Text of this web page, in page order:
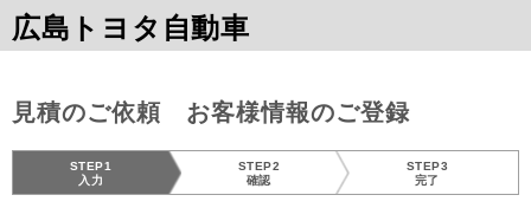
広島トヨタ自動車
見積のご依頼 お客様情報のご登録
STEP1
入力
STEP2
確認
STEP3
完了